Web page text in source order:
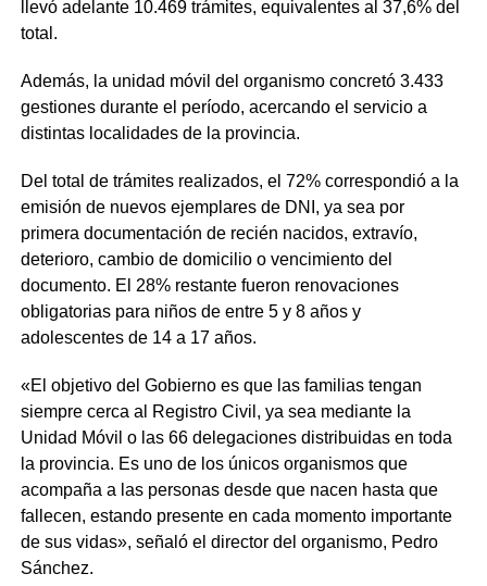
llevó adelante 10.469 trámites, equivalentes al 37,6% del
total.
Además, la unidad móvil del organismo concretó 3.433
gestiones durante el período, acercando el servicio a
distintas localidades de la provincia.
Del total de trámites realizados, el 72% correspondió a la
emisión de nuevos ejemplares de DNI, ya sea por
primera documentación de recién nacidos, extravío,
deterioro, cambio de domicilio o vencimiento del
documento. El 28% restante fueron renovaciones
obligatorias para niños de entre 5 y 8 años y
adolescentes de 14 a 17 años.
«El objetivo del Gobierno es que las familias tengan
siempre cerca al Registro Civil, ya sea mediante la
Unidad Móvil o las 66 delegaciones distribuidas en toda
la provincia. Es uno de los únicos organismos que
acompaña a las personas desde que nacen hasta que
fallecen, estando presente en cada momento importante
de sus vidas», señaló el director del organismo, Pedro
Sánchez.